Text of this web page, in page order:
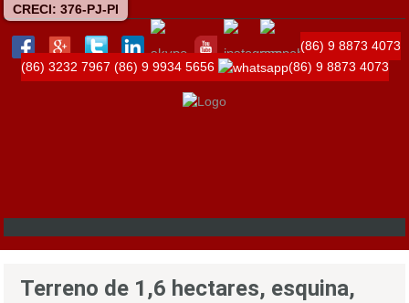
CRECI: 376-PJ-PI
(86) 9 8873 4073
(86) 3232 7967 (86) 9 9934 5656 (86) 9 8873 4073
Terreno de 1,6 hectares, esquina,